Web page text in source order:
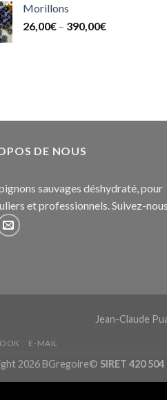
Morillons
26,00€ – 390,00€
DE NOUS
sauvages déshydraté, pour
et professionnels. Suivez-
Jean-Claude
E-MAIL
2026 BGregoire© SIRET 420